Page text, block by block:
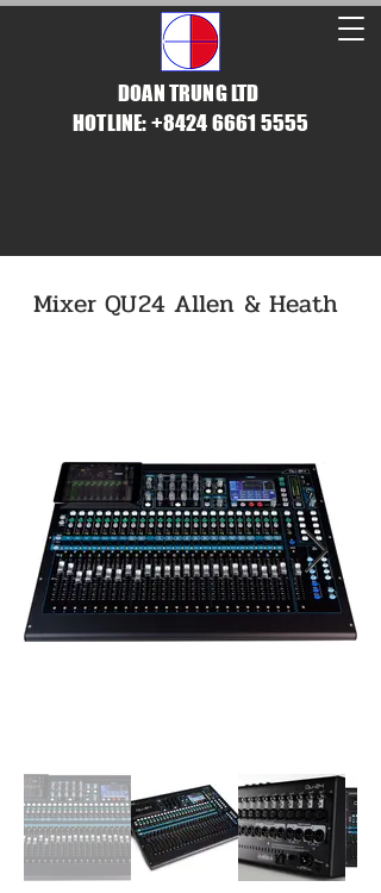
DOAN TRUNG LTD
HOTLINE: +8424 6661 5555
Mixer QU24 Allen & Heath